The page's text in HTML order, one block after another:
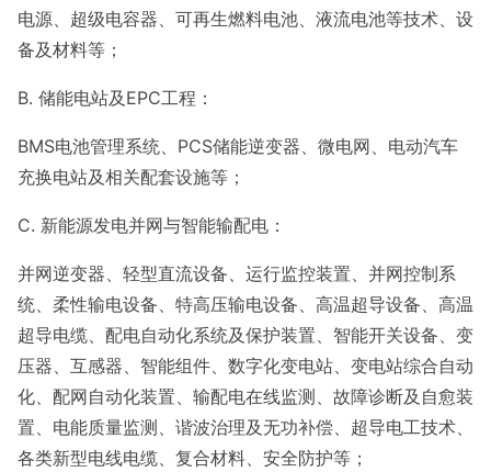
电源、超级电容器、可再生燃料电池、液流电池等技术、设
备及材料等；
B. 储能电站及EPC工程：
BMS电池管理系统、PCS储能逆变器、微电网、电动汽车
充换电站及相关配套设施等；
C. 新能源发电并网与智能输配电：
并网逆变器、轻型直流设备、运行监控装置、并网控制系
统、柔性输电设备、特高压输电设备、高温超导设备、高温
超导电缆、配电自动化系统及保护装置、智能开关设备、变
压器、互感器、智能组件、数字化变电站、变电站综合自动
化、配网自动化装置、输配电在线监测、故障诊断及自愈装
置、电能质量监测、谐波治理及无功补偿、超导电工技术、
各类新型电线电缆、复合材料、安全防护等；